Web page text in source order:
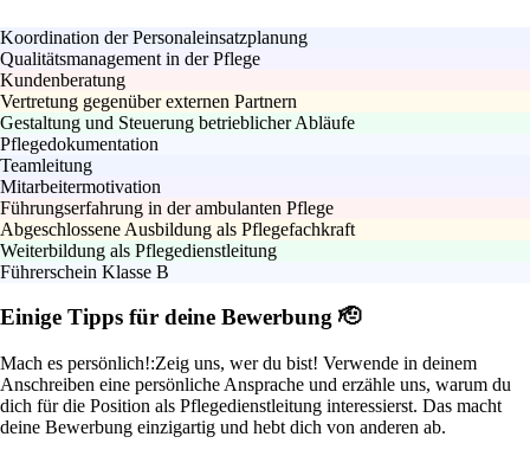
Koordination der Personaleinsatzplanung
Qualitätsmanagement in der Pflege
Kundenberatung
Vertretung gegenüber externen Partnern
Gestaltung und Steuerung betrieblicher Abläufe
Pflegedokumentation
Teamleitung
Mitarbeitermotivation
Führungserfahrung in der ambulanten Pflege
Abgeschlossene Ausbildung als Pflegefachkraft
Weiterbildung als Pflegedienstleitung
Führerschein Klasse B
Einige Tipps für deine Bewerbung 🫡
Mach es persönlich!:Zeig uns, wer du bist! Verwende in deinem
Anschreiben eine persönliche Ansprache und erzähle uns, warum du
dich für die Position als Pflegedienstleitung interessierst. Das macht
deine Bewerbung einzigartig und hebt dich von anderen ab.